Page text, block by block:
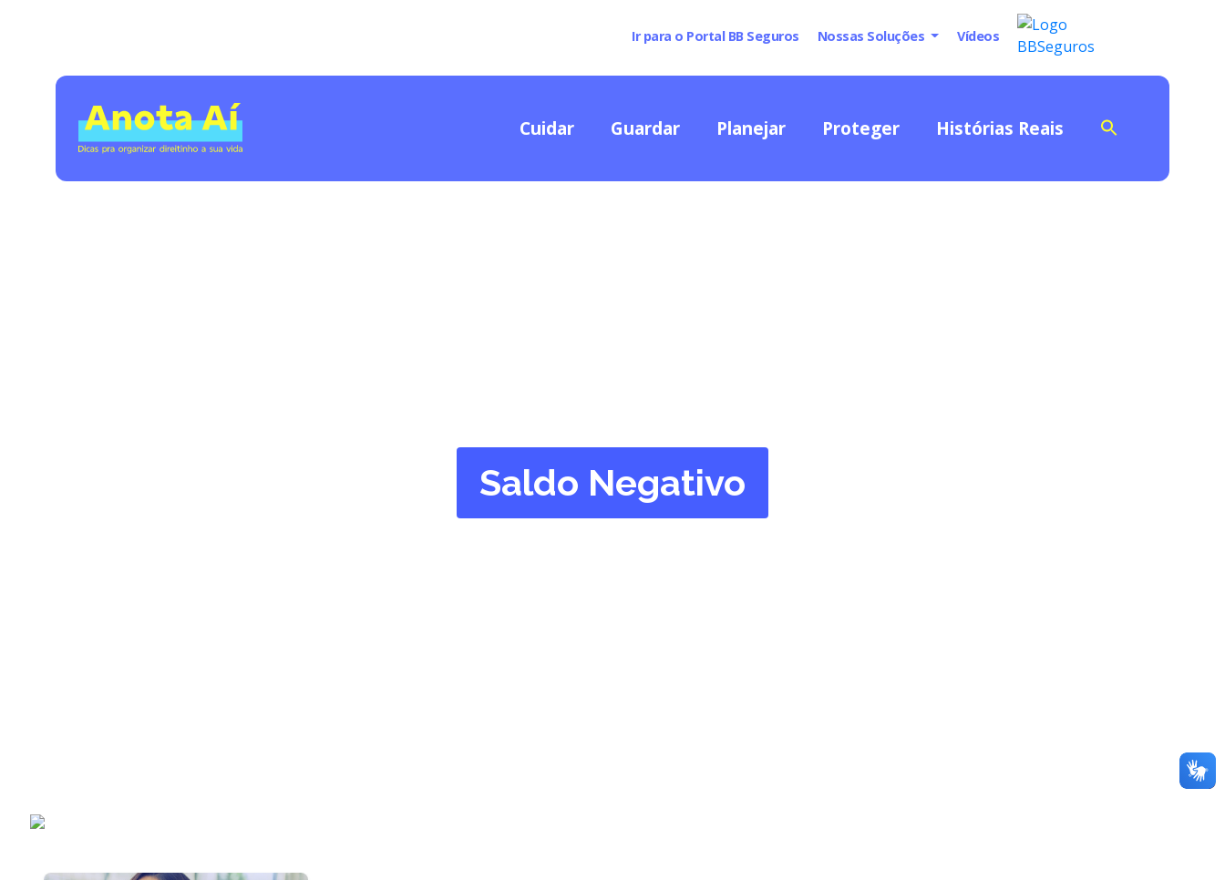
Ir para o Portal BB Seguros Nossas Soluções Vídeos
Cuidar Guardar Planejar Proteger Histórias Reais
Saldo Negativo